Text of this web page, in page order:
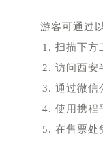
游客可通过
1. 扫描下方
2. 访问西安半
3. 通过微信
4. 使用携程
5. 在售票处凭